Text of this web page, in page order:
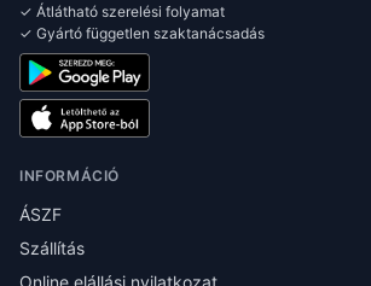
✓ Átlátható szerelési folyamat
✓ Gyártó független szaktanácsadás
INFORMÁCIÓ
ÁSZF
Szállítás
Online elállási nyilatkozat